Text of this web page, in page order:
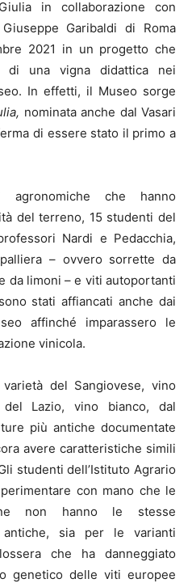
in collaborazione con
Garibaldi di Roma
2021 in un progetto che
di una vigna didattica nei
In effetti, il Museo sorge
nominata anche dal Vasari
di essere stato il primo a
che hanno
del terreno, 15 studenti del
Nardi e Pedacchia,
– ovvero sorrette da
da limoni – e viti autoportanti
stati affiancati anche dai
affinché imparassero le
vinicola.
del Sangiovese, vino
Lazio, vino bianco, dal
più antiche documentate
avere caratteristiche simili
studenti dell’Istituto Agrario
con mano che le
non hanno le stesse
sia per le varianti
che ha danneggiato
genetico delle viti europee